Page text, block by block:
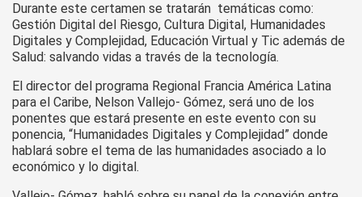
Durante este certamen se tratarán temáticas como:
Gestión Digital del Riesgo, Cultura Digital, Humanidades
Digitales y Complejidad, Educación Virtual y Tic además de
Salud: salvando vidas a través de la tecnología.
El director del programa Regional Francia América Latina
para el Caribe, Nelson Vallejo- Gómez, será uno de los
ponentes que estará presente en este evento con su
ponencia, “Humanidades Digitales y Complejidad” donde
hablará sobre el tema de las humanidades asociado a lo
económico y lo digital.